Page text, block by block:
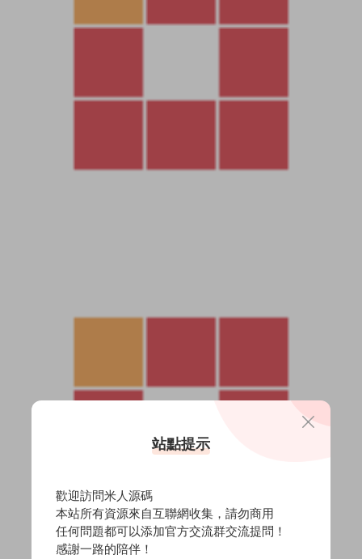
站點提示
歡迎訪問米人源碼
本站所有資源來自互聯網收集，請勿商用
任何問題都可以添加官方交流群交流提問！
感謝一路的陪伴！